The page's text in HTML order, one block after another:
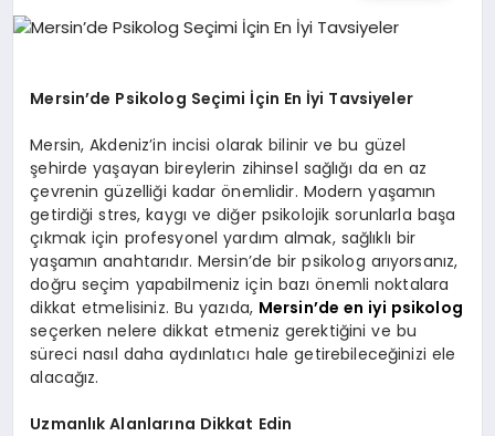
YAŞAM
DÜNYA
SAĞLIK
Mersin’de Psikolog Seçimi İçin En İyi Tavsiyeler
Mersin, Akdeniz’in incisi olarak bilinir ve bu güzel
şehirde yaşayan bireylerin zihinsel sağlığı da en az
çevrenin güzelliği kadar önemlidir. Modern yaşamın
getirdiği stres, kaygı ve diğer psikolojik sorunlarla başa
çıkmak için profesyonel yardım almak, sağlıklı bir
yaşamın anahtarıdır. Mersin’de bir psikolog arıyorsanız,
doğru seçim yapabilmeniz için bazı önemli noktalara
dikkat etmelisiniz. Bu yazıda, Mersin’de en iyi psikolog
seçerken nelere dikkat etmeniz gerektiğini ve bu
süreci nasıl daha aydınlatıcı hale getirebileceğinizi ele
alacağız.
Uzmanlık Alanlarına Dikkat Edin